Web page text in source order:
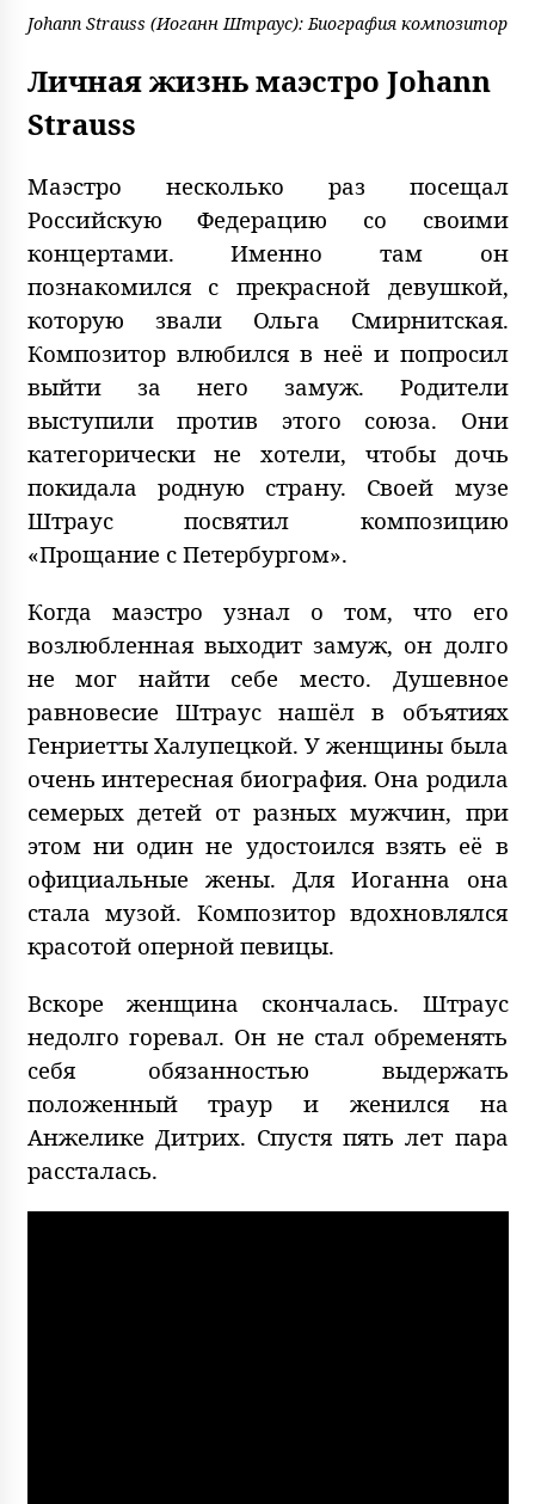
Johann Strauss (Иоганн Штраус): Биография композитор
Личная жизнь маэстро Johann
Strauss
Маэстро несколько раз посещал
Российскую Федерацию со своими
концертами. Именно там он
познакомился с прекрасной девушкой,
которую звали Ольга Смирнитская.
Композитор влюбился в неё и попросил
выйти за него замуж. Родители
выступили против этого союза. Они
категорически не хотели, чтобы дочь
покидала родную страну. Своей музе
Штраус посвятил композицию
«Прощание с Петербургом».
Когда маэстро узнал о том, что его
возлюбленная выходит замуж, он долго
не мог найти себе место. Душевное
равновесие Штраус нашёл в объятиях
Генриетты Халупецкой. У женщины была
очень интересная биография. Она родила
семерых детей от разных мужчин, при
этом ни один не удостоился взять её в
официальные жены. Для Иоганна она
стала музой. Композитор вдохновлялся
красотой оперной певицы.
Вскоре женщина скончалась. Штраус
недолго горевал. Он не стал обременять
себя обязанностью выдержать
положенный траур и женился на
Анжелике Дитрих. Спустя пять лет пара
рассталась.